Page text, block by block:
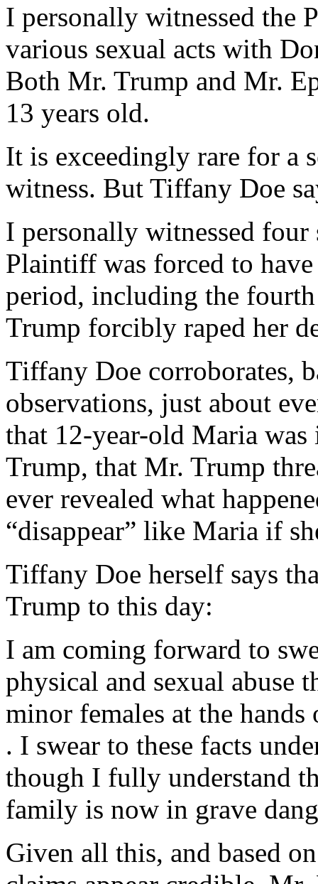
I personally witnessed the
various sexual acts with
Both Mr. Trump and Mr.
13 years old.
It is exceedingly rare for a
witness. But Tiffany Doe
I personally witnessed four
Plaintiff was forced to
period, including the
Trump forcibly raped her
Tiffany Doe corroborates,
observations, just about
that 12-year-old Maria
Trump, that Mr. Trump
ever revealed what
“disappear” like Maria if
Tiffany Doe herself says
Trump to this day:
I am coming forward to
physical and sexual abuse
minor females at the
. I swear to these facts
though I fully understand
family is now in grave
Given all this, and based